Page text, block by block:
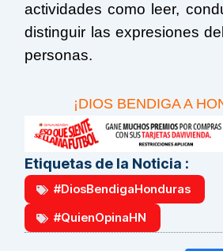
actividades como leer,
distinguir las expresiones
personas.
¡DIOS BENDIGA A
Etiquetas de la Noticia :
#DiosBendigaHonduras
#QuienOpinaHN